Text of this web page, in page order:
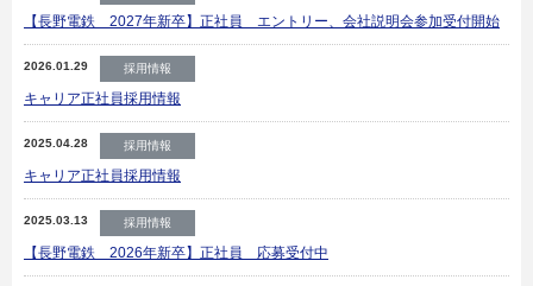
【長野電鉄 2027年新卒】正社員 エントリー、会社説明会参加受付開始
2026.01.29 採用情報
キャリア正社員採用情報
2025.04.28 採用情報
キャリア正社員採用情報
2025.03.13 採用情報
【長野電鉄 2026年新卒】正社員 応募受付中